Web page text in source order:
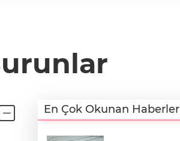
En Çok Okunan Haberler